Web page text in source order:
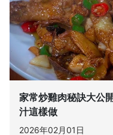
家常炒雞肉秘訣大公
汁這樣做
2026年02月01日